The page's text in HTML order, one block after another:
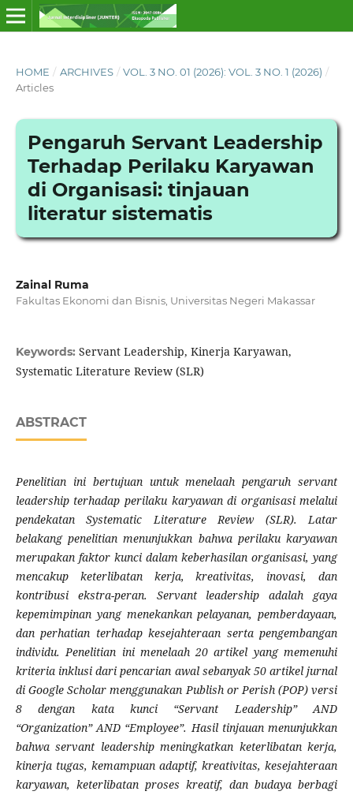
HOME / ARCHIVES / VOL. 3 NO. 01 (2026): VOL. 3 NO. 1 (2026) /
Articles
Pengaruh Servant Leadership
Terhadap Perilaku Karyawan
di Organisasi: tinjauan
literatur sistematis
Zainal Ruma
Fakultas Ekonomi dan Bisnis, Universitas Negeri Makassar
Keywords: Servant Leadership, Kinerja Karyawan,
Systematic Literature Review (SLR)
ABSTRACT
Penelitian ini bertujuan untuk menelaah pengaruh servant
leadership terhadap perilaku karyawan di organisasi melalui
pendekatan Systematic Literature Review (SLR). Latar
belakang penelitian menunjukkan bahwa perilaku karyawan
merupakan faktor kunci dalam keberhasilan organisasi, yang
mencakup keterlibatan kerja, kreativitas, inovasi, dan
kontribusi ekstra-peran. Servant leadership adalah gaya
kepemimpinan yang menekankan pelayanan, pemberdayaan,
dan perhatian terhadap kesejahteraan serta pengembangan
individu. Penelitian ini menelaah 20 artikel yang memenuhi
kriteria inklusi dari pencarian awal sebanyak 50 artikel jurnal
di Google Scholar menggunakan Publish or Perish (POP) versi
8 dengan kata kunci “Servant Leadership” AND
“Organization” AND “Employee”. Hasil tinjauan menunjukkan
bahwa servant leadership meningkatkan keterlibatan kerja,
kinerja tugas, kemampuan adaptif, kreativitas, kesejahteraan
karyawan, keterlibatan proses kreatif, dan budaya berbagi